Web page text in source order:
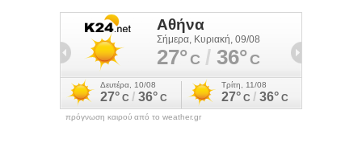
πρόγνωση καιρού από το weather.gr